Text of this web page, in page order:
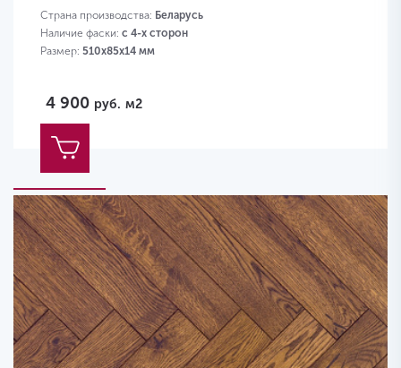
Страна производства: Беларусь
Наличие фаски: с 4-х сторон
Размер: 510х85х14 мм
4 900 руб. м2